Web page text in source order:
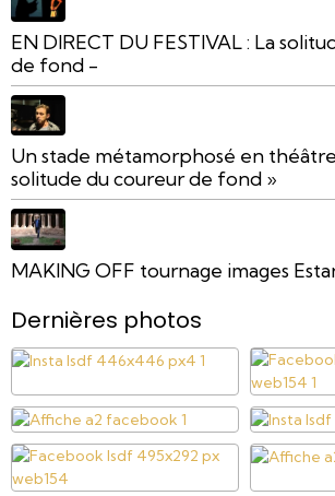
EN DIRECT DU FESTIVAL : La
de fond -
Un stade métamorphosé en
solitude du coureur de fond »
MAKING OFF tournage images
Dernières photos